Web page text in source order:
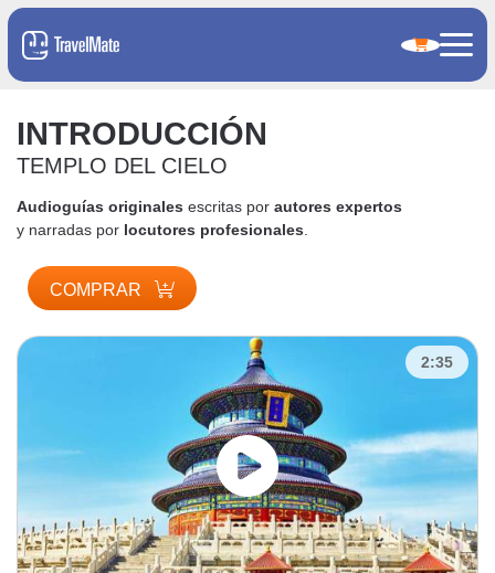
INTRODUCCIÓN
TEMPLO DEL CIELO
Audioguías originales escritas por autores expertos
y narradas por locutores profesionales
COMPRAR
2:35